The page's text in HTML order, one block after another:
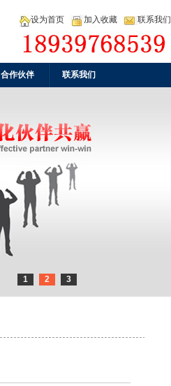
设为首页 加入收藏 联系我们
合作伙伴 联系我们
1 2 3